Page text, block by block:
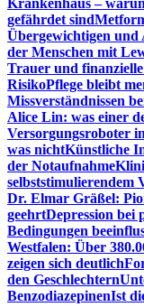
Krankenhaus –
gefährdet sind
Übergewichtigen und
der Menschen mit
Trauer und
RisikoPflege bleibt
Missverständnissen
Alice Lin: was einer
Versorgungsroboter
was nichtKünstliche
der Notaufnahme
selbststimulierendem
Dr. Elmar Gräßel:
geehrtDepression bei
Bedingungen
Westfalen: Über
zeigen sich deutlich
den Geschlechtern
BenzodiazepinenIst